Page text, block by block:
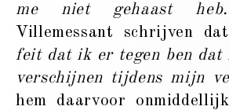
me niet gehaast heb.
Villemessant schrijven
feit dat ik er tegen ben
verschijnen tijdens mijn
hem daarvoor